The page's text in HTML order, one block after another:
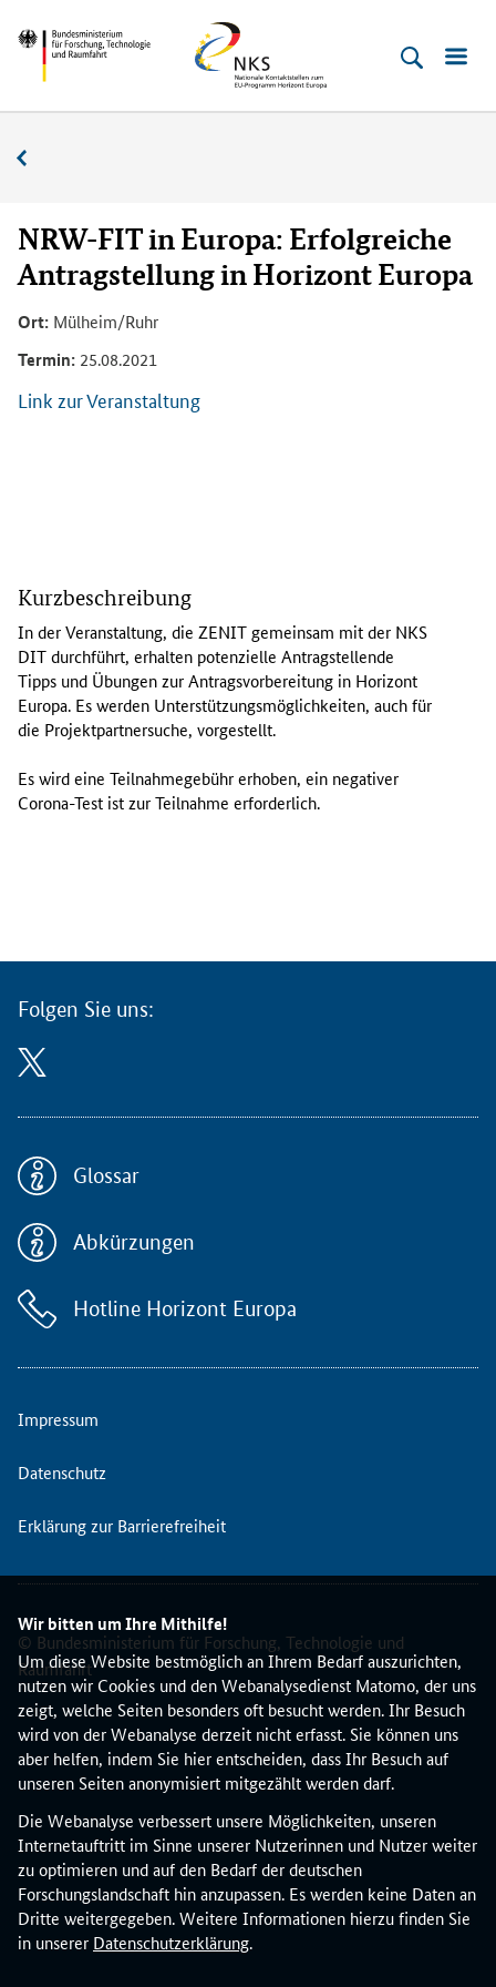
Wir bitten um Ihre Mithilfe!
Um diese Website bestmöglich an Ihrem Bedarf auszurichten,
nutzen wir Cookies und den Webanalysedienst Matomo, der uns
zeigt, welche Seiten besonders oft besucht werden. Ihr Besuch
wird von der Webanalyse derzeit nicht erfasst. Sie können uns
aber helfen, indem Sie hier entscheiden, dass Ihr Besuch auf
unseren Seiten anonymisiert mitgezählt werden darf.
Die Webanalyse verbessert unsere Möglichkeiten, unseren
Internetauftritt im Sinne unserer Nutzerinnen und Nutzer weiter
zu optimieren und auf den Bedarf der deutschen
Forschungslandschaft hin anzupassen. Es werden keine Daten an
Dritte weitergegeben. Weitere Informationen hierzu finden Sie
in unserer Datenschutzerklärung.
zum
Inhalt
(Eingabetaste)
zum
Hauptmenu
(Eingabetaste)
zur
Suche
(Eingabetaste)
zur
Fußleiste
(Enter)
Bundesministerium
Technologie
Raumfahrt
Horizont
Europa
NRW-FIT in Europa: Erfolgreiche
Antragstellung in Horizont Europa
Ort: Mülheim/Ruhr
Termin: 25.08.2021
Link zur Veranstaltung
d
e
r
V
e
r
n
s
,
d
i
e
E
I
T
e
m
e
s
m
t
e
N
S
D
I
T
d
u
r
h
f
ü
h
r
t
Kurzbeschreibung
In der Veranstaltung, die ZENIT gemeinsam mit der NKS
DIT durchführt, erhalten potenzielle Antragstellende
Tipps und Übungen zur Antragsvorbereitung in Horizont
Europa. Es werden Unterstützungsmöglichkeiten, auch für
die Projektpartnersuche, vorgestellt.
Es wird eine Teilnahmegebühr erhoben, ein negativer
Corona-Test ist zur Teilnahme erforderlich.
Folgen Sie uns:
Glossar
Abkürzungen
Hotline Horizont Europa
Impressum
Datenschutz
Erklärung zur Barrierefreiheit
© Bundesministerium für Forschung, Technologie und
Raumfahrt